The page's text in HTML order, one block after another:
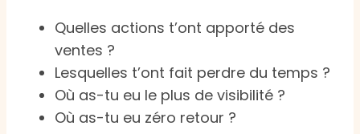
Quelles actions t’ont apporté des
ventes ?
Lesquelles t’ont fait perdre du temps ?
Où as-tu eu le plus de visibilité ?
Où as-tu eu zéro retour ?